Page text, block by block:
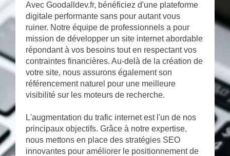
Avec Goodalldev.fr, bénéficiez d'une plateforme
digitale performante sans pour autant vous
ruiner. Notre équipe de professionnels a pour
mission de développer un site internet abordable
répondant à vos besoins tout en respectant vos
contraintes financières. Au-delà de la création de
votre site, nous assurons également son
référencement naturel pour une meilleure
visibilité sur les moteurs de recherche.
L'augmentation du trafic internet est l'un de nos
principaux objectifs. Grâce à notre expertise,
nous mettons en place des stratégies SEO
innovantes pour améliorer le positionnement de